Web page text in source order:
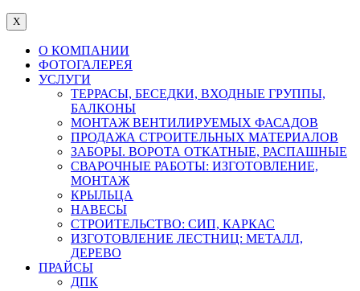
X
О КОМПАНИИ
ФОТОГАЛЕРЕЯ
УСЛУГИ
ТЕРРАСЫ, БЕСЕДКИ, ВХОДНЫЕ ГРУППЫ,
БАЛКОНЫ
МОНТАЖ ВЕНТИЛИРУЕМЫХ ФАСАДОВ
ПРОДАЖА СТРОИТЕЛЬНЫХ МАТЕРИАЛОВ
ЗАБОРЫ. ВОРОТА ОТКАТНЫЕ, РАСПАШНЫЕ
СВАРОЧНЫЕ РАБОТЫ: ИЗГОТОВЛЕНИЕ,
МОНТАЖ
КРЫЛЬЦА
НАВЕСЫ
СТРОИТЕЛЬСТВО: СИП, КАРКАС
ИЗГОТОВЛЕНИЕ ЛЕСТНИЦ: МЕТАЛЛ,
ДЕРЕВО
ПРАЙСЫ
ДПК